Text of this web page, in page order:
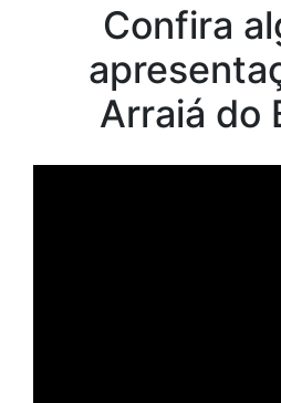
Confira
Arraiá do